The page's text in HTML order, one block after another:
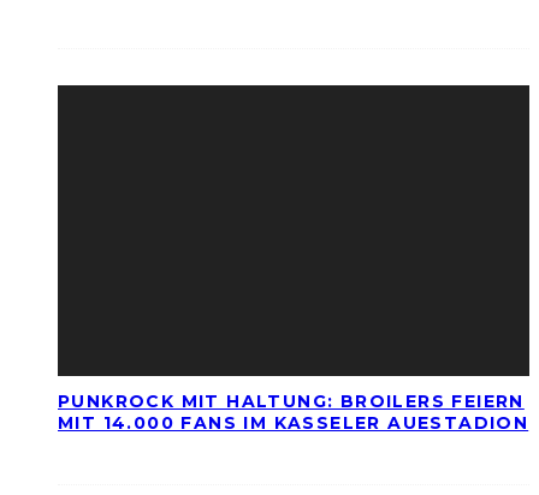
PUNKROCK MIT HALTUNG: BROILERS FEIERN
MIT 14.000 FANS IM KASSELER AUESTADION